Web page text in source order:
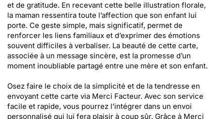
et de gratitude. En recevant cette belle illustration florale,
la maman ressentira toute l’affection que son enfant lui
porte. Ce geste simple, mais significatif, permet de
renforcer les liens familiaux et d’exprimer des émotions
souvent difficiles à verbaliser. La beauté de cette carte,
associée à un message sincère, est la promesse d’un
moment inoubliable partagé entre une mère et son enfant.
Osez faire le choix de la simplicité et de la tendresse en
envoyant cette carte via Merci Facteur. Avec son service
facile et rapide, vous pourrez l’intégrer dans un envoi
personnalisé qui lui fera plaisir à coup sûr. Grâce à Merci